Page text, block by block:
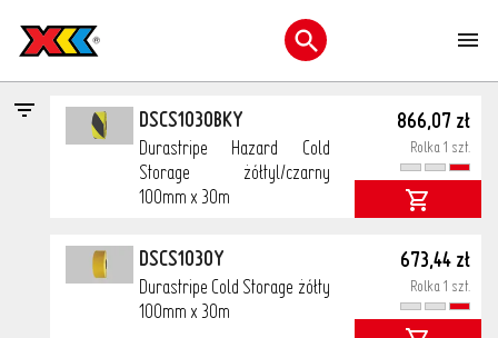
Otwórz menu
Wszystkie kategorie Taśmy do znakowania
DuraStripe
DSCS1030BKY 866,07 zł
Durastripe Hazard Cold
Storage żółtyl/czarny
100mm x 30m
Rolka 1 szt.
DSCS1030Y 673,44 zł
Durastripe Cold Storage żółty
100mm x 30m
Rolka 1 szt.